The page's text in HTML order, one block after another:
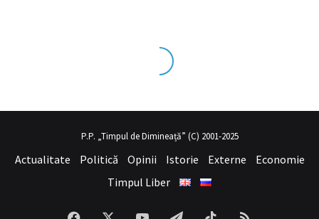
tecrübesinin ve üstsex izleseviye olduğu dışarıdan
P.P. „Timpul de Dimineață” (C) 2001-2025
Actualitate Politică Opinii Istorie Externe
Economie
Timpul Liber